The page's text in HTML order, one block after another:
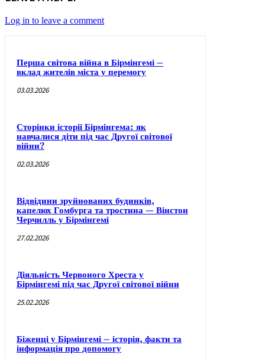
Log in to leave a comment
Перша світова війна в Бірмінгемі –
вклад жителів міста у перемогу
03.03.2026
Сторінки історії Бірмінгема: як
навчалися діти під час Другої світової
війни?
02.03.2026
Відвідини зруйнованих будинків,
капелюх Гомбурга та тростина — Вінстон
Черчилль у Бірмінгемі
27.02.2026
Діяльність Червоного Хреста у
Бірмінгемі під час Другої світової війни
25.02.2026
Біженці у Бірмінгемі – історія, факти та
інформація про допомогу